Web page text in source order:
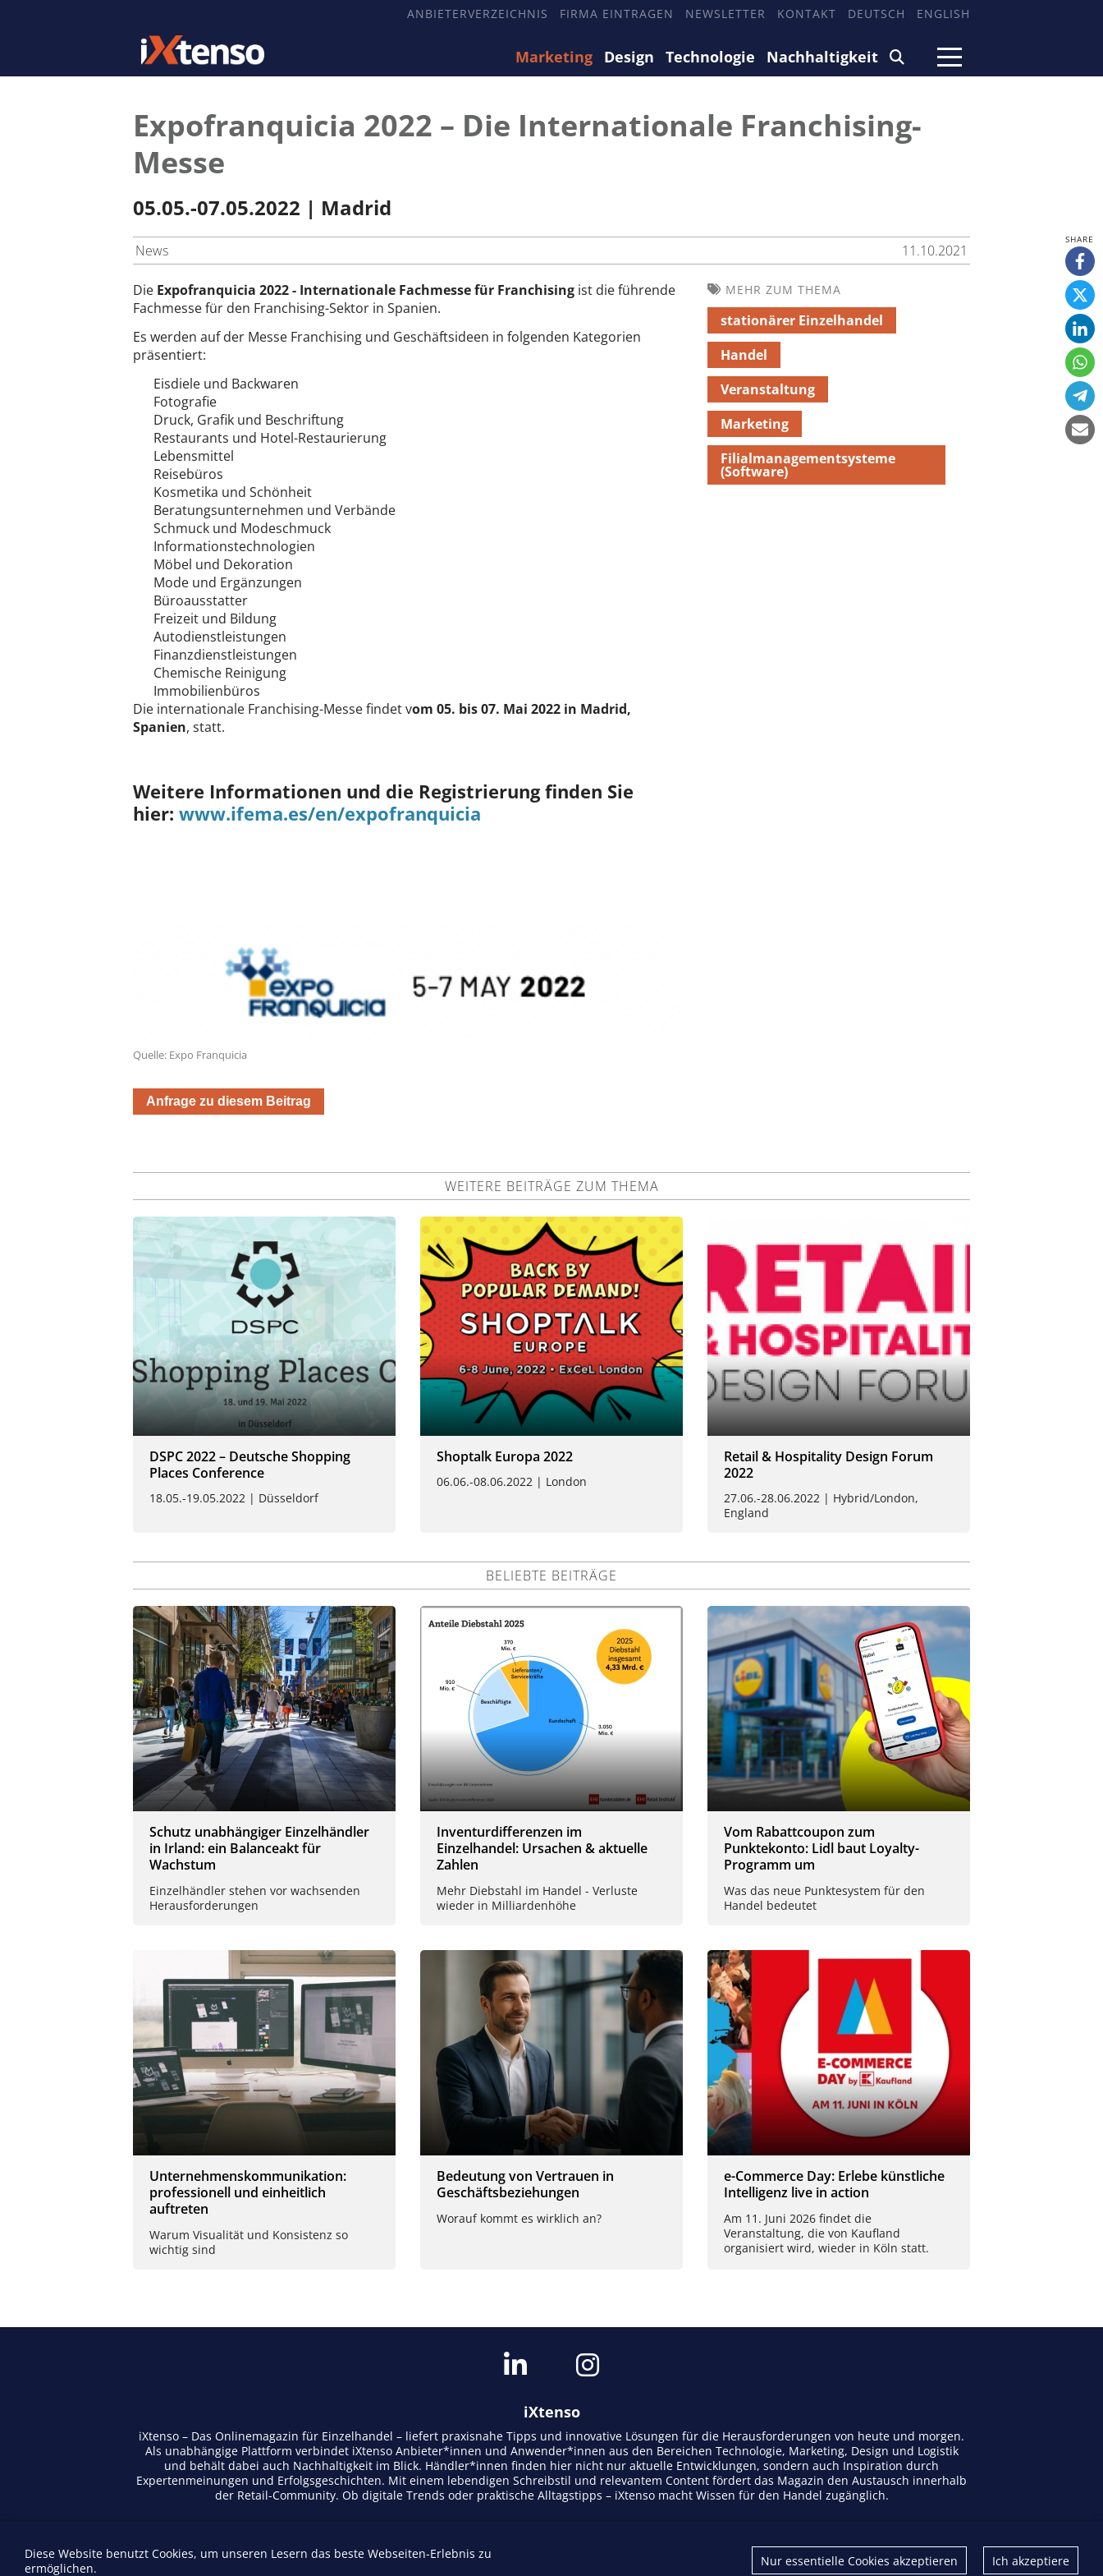
ANBIETERVERZEICHNIS FIRMA EINTRAGEN NEWSLETTER KONTAKT DEUTSCH ENGLISH
Marketing Design Technologie Nachhaltigkeit
Expofranquicia 2022 – Die Internationale Franchising-
Messe
05.05.-07.05.2022 | Madrid
News 11.10.2021
Die Expofranquicia 2022 - Internationale Fachmesse für Franchising ist die führende
Fachmesse für den Franchising-Sektor in Spanien.
Es werden auf der Messe Franchising und Geschäftsideen in folgenden Kategorien
präsentiert:
Eisdiele und Backwaren
Fotografie
Druck, Grafik und Beschriftung
Restaurants und Hotel-Restaurierung
Lebensmittel
Reisebüros
Kosmetika und Schönheit
Beratungsunternehmen und Verbände
Schmuck und Modeschmuck
Informationstechnologien
Möbel und Dekoration
Mode und Ergänzungen
Büroausstatter
Freizeit und Bildung
Autodienstleistungen
Finanzdienstleistungen
Chemische Reinigung
Immobilienbüros
Die internationale Franchising-Messe findet vom 05. bis 07. Mai 2022 in Madrid,
Spanien, statt.
Weitere Informationen und die Registrierung finden Sie
hier: www.ifema.es/en/expofranquicia
Quelle: Expo Franquicia
Anfrage zu diesem Beitrag
MEHR ZUM THEMA
stationärer Einzelhandel
Handel
Veranstaltung
Marketing
Filialmanagementsysteme
(Software)
WEITERE BEITRÄGE ZUM THEMA
DSPC 2022 – Deutsche Shopping
Places Conference
18.05.-19.05.2022 | Düsseldorf
Shoptalk Europa 2022
06.06.-08.06.2022 | London
Retail & Hospitality Design Forum
2022
27.06.-28.06.2022 | Hybrid/London,
England
BELIEBTE BEITRÄGE
Schutz unabhängiger Einzelhändler
in Irland: ein Balanceakt für
Wachstum
Einzelhändler stehen vor wachsenden
Herausforderungen
Inventurdifferenzen im
Einzelhandel: Ursachen & aktuelle
Zahlen
Mehr Diebstahl im Handel - Verluste
wieder in Milliardenhöhe
Vom Rabattcoupon zum
Punktekonto: Lidl baut Loyalty-
Programm um
Was das neue Punktesystem für den
Handel bedeutet
Unternehmenskommunikation:
professionell und einheitlich
auftreten
Warum Visualität und Konsistenz so
wichtig sind
Bedeutung von Vertrauen in
Geschäftsbeziehungen
Worauf kommt es wirklich an?
e-Commerce Day: Erlebe künstliche
Intelligenz live in action
Am 11. Juni 2026 findet die
Veranstaltung, die von Kaufland
organisiert wird, wieder in Köln statt.
iXtenso
iXtenso – Das Onlinemagazin für Einzelhandel – liefert praxisnahe Tipps und innovative Lösungen für die Herausforderungen von heute und morgen.
Als unabhängige Plattform verbindet iXtenso Anbieter*innen und Anwender*innen aus den Bereichen Technologie, Marketing, Design und Logistik
und behält dabei auch Nachhaltigkeit im Blick. Händler*innen finden hier nicht nur aktuelle Entwicklungen, sondern auch Inspiration durch
Expertenmeinungen und Erfolgsgeschichten. Mit einem lebendigen Schreibstil und relevantem Content fördert das Magazin den Austausch innerhalb
der Retail-Community. Ob digitale Trends oder praktische Alltagstipps – iXtenso macht Wissen für den Handel zugänglich.
Anbieterverzeichnis
Kontakt
Diese Website benutzt Cookies, um unseren Lesern das beste Webseiten-Erlebnis zu
ermöglichen.
Ich akzeptiere
Nur essentielle Cookies akzeptieren